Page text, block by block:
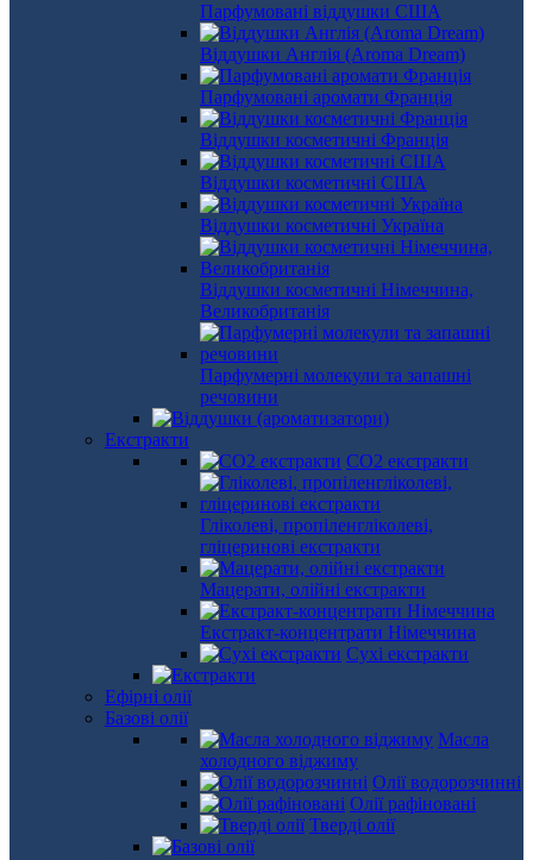
Парфумовані віддушки США
Віддушки Англія (Aroma Dream)
Парфумовані аромати Франція
Віддушки косметичні Франція
Віддушки косметичні США
Віддушки косметичні Україна
Віддушки косметичні Німеччина,
Великобританія
Парфумерні молекули та запашні
речовини
Екстракти
СО2 екстракти
Гліколеві, пропіленгліколеві,
гліцеринові екстракти
Мацерати, олійні екстракти
Екстракт-концентрати Німеччина
Сухі екстракти
Ефірні олії
Базові олії
Масла
холодного віджиму
Олії водорозчинні
Олії рафіновані
Тверді олії